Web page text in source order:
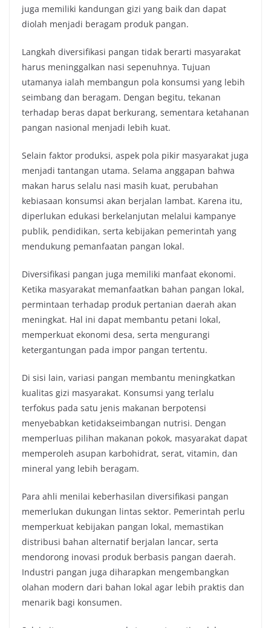
juga memiliki kandungan gizi yang baik dan dapat
diolah menjadi beragam produk pangan.
Langkah diversifikasi pangan tidak berarti masyarakat
harus meninggalkan nasi sepenuhnya. Tujuan
utamanya ialah membangun pola konsumsi yang lebih
seimbang dan beragam. Dengan begitu, tekanan
terhadap beras dapat berkurang, sementara ketahanan
pangan nasional menjadi lebih kuat.
Selain faktor produksi, aspek pola pikir masyarakat juga
menjadi tantangan utama. Selama anggapan bahwa
makan harus selalu nasi masih kuat, perubahan
kebiasaan konsumsi akan berjalan lambat. Karena itu,
diperlukan edukasi berkelanjutan melalui kampanye
publik, pendidikan, serta kebijakan pemerintah yang
mendukung pemanfaatan pangan lokal.
Diversifikasi pangan juga memiliki manfaat ekonomi.
Ketika masyarakat memanfaatkan bahan pangan lokal,
permintaan terhadap produk pertanian daerah akan
meningkat. Hal ini dapat membantu petani lokal,
memperkuat ekonomi desa, serta mengurangi
ketergantungan pada impor pangan tertentu.
Di sisi lain, variasi pangan membantu meningkatkan
kualitas gizi masyarakat. Konsumsi yang terlalu
terfokus pada satu jenis makanan berpotensi
menyebabkan ketidakseimbangan nutrisi. Dengan
memperluas pilihan makanan pokok, masyarakat dapat
memperoleh asupan karbohidrat, serat, vitamin, dan
mineral yang lebih beragam.
Para ahli menilai keberhasilan diversifikasi pangan
memerlukan dukungan lintas sektor. Pemerintah perlu
memperkuat kebijakan pangan lokal, memastikan
distribusi bahan alternatif berjalan lancar, serta
mendorong inovasi produk berbasis pangan daerah.
Industri pangan juga diharapkan mengembangkan
olahan modern dari bahan lokal agar lebih praktis dan
menarik bagi konsumen.